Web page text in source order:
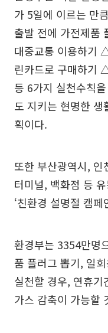
가 5일에 이르는 만
출발 전에 가전제품
대중교통 이용하기
린카드로 구매하기
등 6가지 실천수칙
도 지키는 현명한 생
획이다.
또한 부산광역시, 인
터미널, 백화점 등
‘친환경 설명절 캠페
환경부는 3354만명
품 플러그 뽑기, 일
실천할 경우, 연휴
가스 감축이 가능할